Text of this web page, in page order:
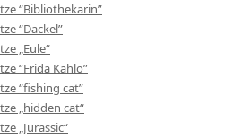
“Bibliothekarin”
“Dackel”
„Eule“
“Frida Kahlo”
“fishing cat”
„hidden cat“
„Jurassic“